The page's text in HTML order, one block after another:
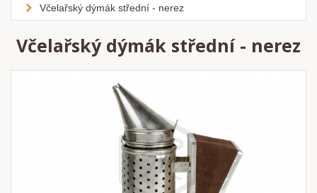
Včelařský dýmák střední - nerez
Včelařský dýmák střední - nerez